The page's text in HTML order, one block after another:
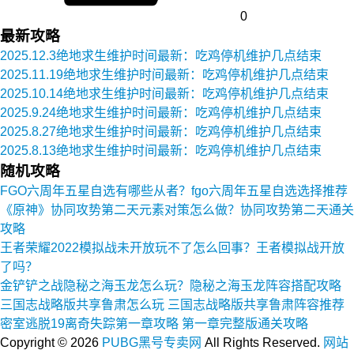
0
最新攻略
2025.12.3绝地求生维护时间最新：吃鸡停机维护几点结束
2025.11.19绝地求生维护时间最新：吃鸡停机维护几点结束
2025.10.14绝地求生维护时间最新：吃鸡停机维护几点结束
2025.9.24绝地求生维护时间最新：吃鸡停机维护几点结束
2025.8.27绝地求生维护时间最新：吃鸡停机维护几点结束
2025.8.13绝地求生维护时间最新：吃鸡停机维护几点结束
随机攻略
FGO六周年五星自选有哪些从者？fgo六周年五星自选选择推荐
《原神》协同攻势第二天元素对策怎么做？协同攻势第二天通关
攻略
王者荣耀2022模拟战未开放玩不了怎么回事？王者模拟战开放
了吗？
金铲铲之战隐秘之海玉龙怎么玩？隐秘之海玉龙阵容搭配攻略
三国志战略版共享鲁肃怎么玩 三国志战略版共享鲁肃阵容推荐
密室逃脱19离奇失踪第一章攻略 第一章完整版通关攻略
Copyright © 2026 PUBG黑号专卖网 All Rights Reserved. 网站